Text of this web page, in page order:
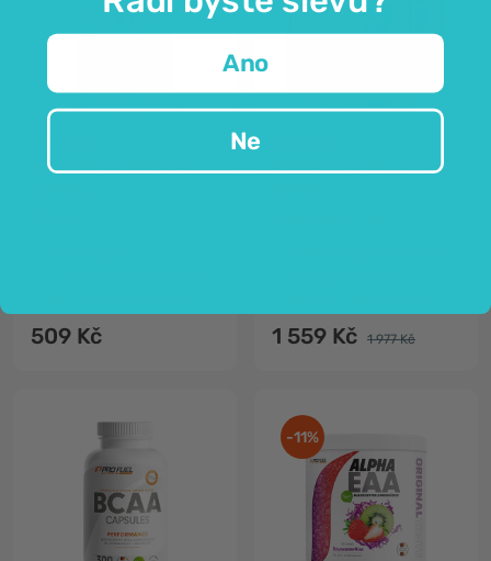
BCAA 8:1:1, příchuť
509 Kč
3x BCAA 2:1:1 – lesní
1 559 Kč 1 977 Kč
-11%
Ano
Ne